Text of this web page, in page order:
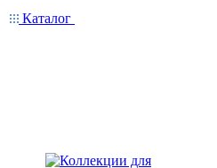
Каталог